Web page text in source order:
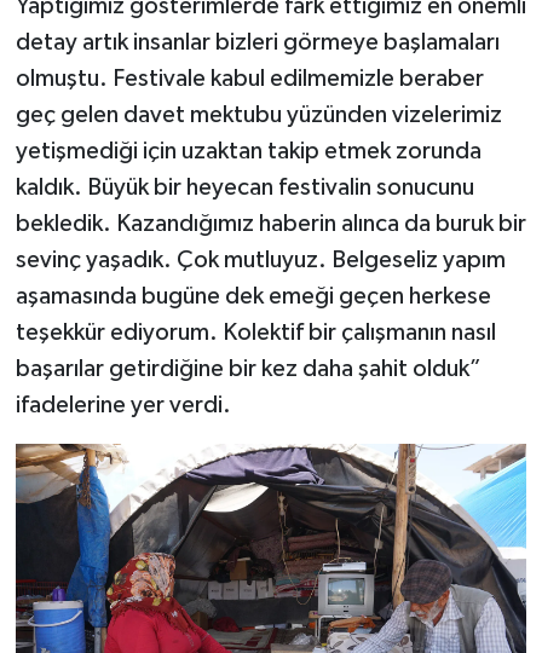
Yaptığımız gösterimlerde fark ettiğimiz en önemli
detay artık insanlar bizleri görmeye başlamaları
olmuştu. Festivale kabul edilmemizle beraber
geç gelen davet mektubu yüzünden vizelerimiz
yetişmediği için uzaktan takip etmek zorunda
kaldık. Büyük bir heyecan festivalin sonucunu
bekledik. Kazandığımız haberin alınca da buruk bir
sevinç yaşadık. Çok mutluyuz. Belgeseliz yapım
aşamasında bugüne dek emeği geçen herkese
teşekkür ediyorum. Kolektif bir çalışmanın nasıl
başarılar getirdiğine bir kez daha şahit olduk”
ifadelerine yer verdi.